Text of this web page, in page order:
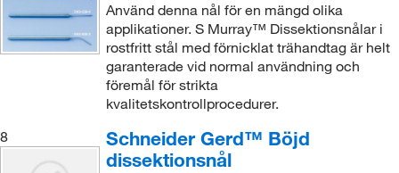
Använd denna nål för en mängd olika
applikationer. S Murray™ Dissektionsnålar i
rostfritt stål med förnicklat trähandtag är helt
garanterade vid normal användning och
föremål för strikta
kvalitetskontrollprocedurer.
8
Schneider Gerd™ Böjd
dissektionsnål